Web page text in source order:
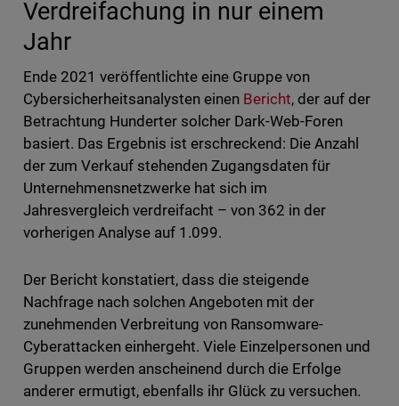
Verdreifachung in nur einem
Jahr
Ende 2021 veröffentlichte eine Gruppe von
Cybersicherheitsanalysten einen Bericht, der auf der
Betrachtung Hunderter solcher Dark-Web-Foren
basiert. Das Ergebnis ist erschreckend: Die Anzahl
der zum Verkauf stehenden Zugangsdaten für
Unternehmensnetzwerke hat sich im
Jahresvergleich verdreifacht – von 362 in der
vorherigen Analyse auf 1.099.
Der Bericht konstatiert, dass die steigende
Nachfrage nach solchen Angeboten mit der
zunehmenden Verbreitung von Ransomware-
Cyberattacken einhergeht. Viele Einzelpersonen und
Gruppen werden anscheinend durch die Erfolge
anderer ermutigt, ebenfalls ihr Glück zu versuchen.